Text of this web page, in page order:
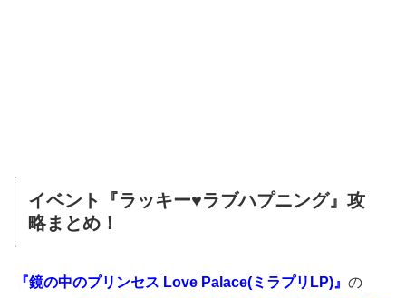
イベント『ラッキー♥ラブハプニング』攻
略まとめ！
『鏡の中のプリンセス Love Palace(ミラプリLP)』 の